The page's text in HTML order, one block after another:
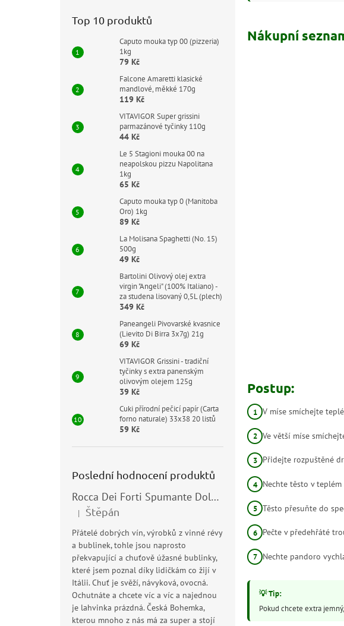
Top 10 produktů
Caputo mouka typ 00 (pizzeria)
1kg
79 Kč
Falcone Amaretti klasické
mandlové, měkké 170g
119 Kč
VITAVIGOR Super grissini
parmazánové tyčinky 110g
44 Kč
Le 5 Stagioni mouka 00 na
neapolskou pizzu Napolitana
1kg
65 Kč
Caputo mouka typ 0 (Manitoba
Oro) 1kg
89 Kč
La Molisana Spaghetti (No. 15)
500g
49 Kč
Bartolini Olivový olej extra
virgin "Angeli" (100% Italiano) -
za studena lisovaný 0,5L (plech)
349 Kč
Paneangeli Pivovarské kvasnice
(Lievito Di Birra 3x7g) 21g
69 Kč
VITAVIGOR Grissini - tradiční
tyčinky s extra panenským
olivovým olejem 125g
39 Kč
Cuki přírodní pečicí papír (Carta
forno naturale) 33x38 20 listů
59 Kč
Poslední hodnocení produktů
Rocca Dei Forti Spumante Dolce 11,5% 0,75l
Hodnocení produktu je 5 z 5 hvězdiček.
| Štěpán
Přátelé dobrých vín, výrobků z vinné révy
a bublinek, tohle jsou naprosto
překvapující a chuťově úžasné bublinky,
které jsem poznal díky lidičkám co žijí v
Itálii. Chuť je svěží, návyková, ovocná.
Ochutnáte a chcete víc a víc a najednou
je lahvinka prázdná. Česká Bohemka,
kterou mnoho z nás má za super a stojí
Nákupní
Postup:
V míse smíchejte
Ve větší míse
Přidejte rozpuštěné
Nechte těsto v
Těsto přesuňte do
Pečte v předehřáté
Nechte pandoro
Pokud chcete extra